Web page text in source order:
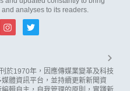
analyses to its readers.
於1970年，因應傳媒業變革及科技
體資訊平台，並持續更新新聞資